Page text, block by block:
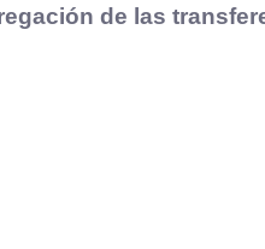
de las